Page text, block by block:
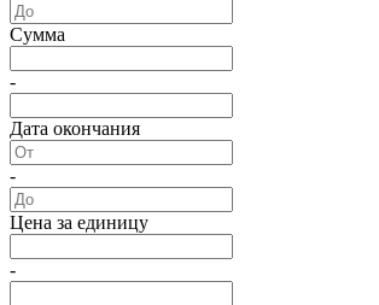
Сумма
-
Дата окончания
-
Цена за единицу
-